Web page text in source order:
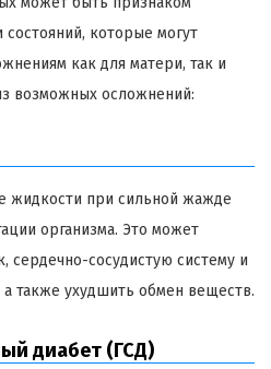
которые могут
как для матери, так и
возможных осложнений:
жидкости при сильной жажде
организма. Это может
сердечно-сосудистую систему и
также ухудшить обмен веществ.
диабет (ГСД)